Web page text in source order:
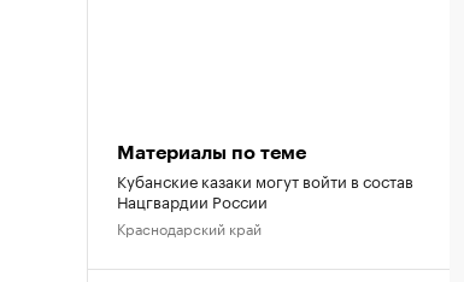
Материалы по теме
Кубанские казаки могут войти в состав
Нацгвардии России
Краснодарский край